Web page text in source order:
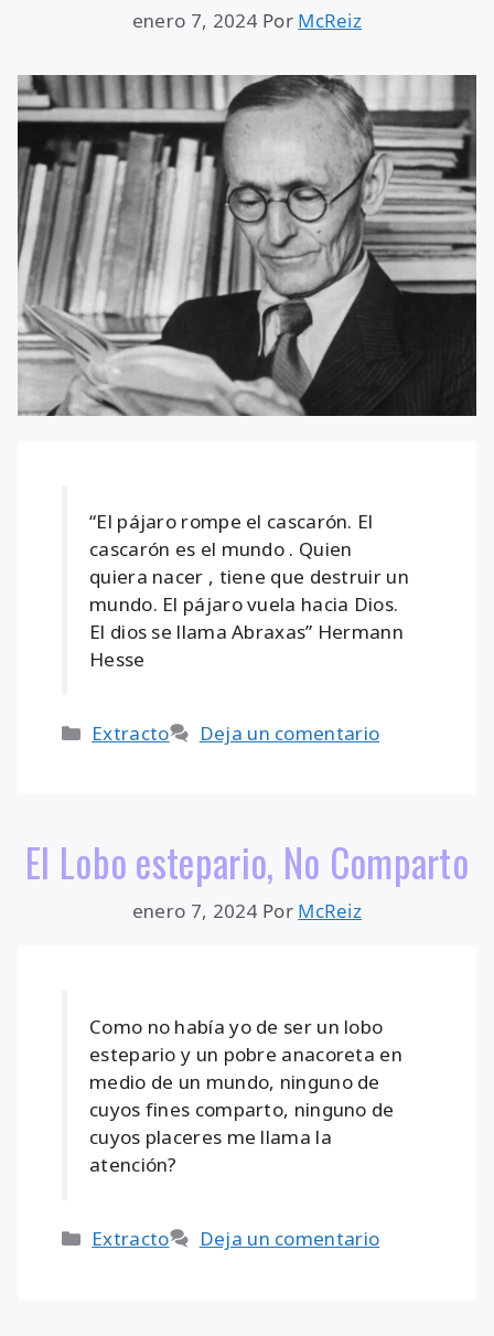
enero 7, 2024 Por McReiz
“El pájaro rompe el cascarón. El
cascarón es el mundo . Quien
quiera nacer , tiene que destruir un
mundo. El pájaro vuela hacia Dios.
El dios se llama Abraxas” Hermann
Hesse
Categorías
Extracto Deja un comentario
El Lobo estepario, No Comparto
enero 7, 2024 Por McReiz
Como no había yo de ser un lobo
estepario y un pobre anacoreta en
medio de un mundo, ninguno de
cuyos fines comparto, ninguno de
cuyos placeres me llama la
atención?
Categorías
Extracto Deja un comentario